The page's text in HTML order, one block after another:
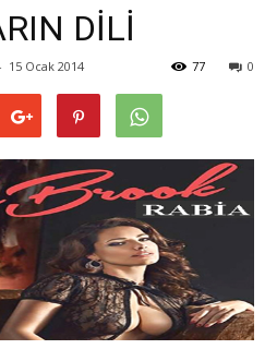
GazetesiDİLİ
15 Ocak 2014 0
77